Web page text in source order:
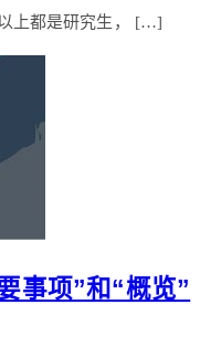
上都是研究生， […]
事项”和“概览”